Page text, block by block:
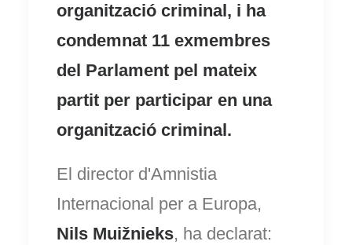
organització criminal, i ha
condemnat 11 exmembres
del Parlament pel mateix
partit per participar en una
organització criminal.
El director d'Amnistia
Internacional per a Europa,
Nils Muižnieks, ha declarat: